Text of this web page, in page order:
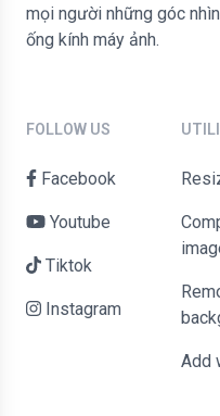
mọi người những góc
ống kính máy ảnh.
FOLLOW US
Facebook
Youtube
Tiktok
Instagram
Add